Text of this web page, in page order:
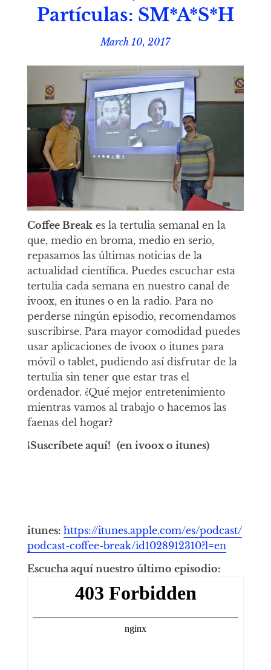
Partículas: SM*A*S*H
March 10, 2017
Coffee Breakes la tertulia semanal en la
que, medio en broma, medio en serio,
repasamos las últimas noticias de la
actualidad científica. Puedes escuchar esta
tertulia cada semana en nuestro canal de
ivoox, en itunes o en la radio. Para no
perderse ningún episodio, recomendamos
suscribirse. Para mayor comodidad puedes
usar aplicaciones de ivoox o itunes para
móvil o tablet, pudiendo así disfrutar de la
tertulia sin tener que estar tras el
ordenador. ¿Qué mejor entretenimiento
mientras vamos al trabajo o hacemos las
faenas del hogar?
¡Suscríbete aquí! (en ivoox o itunes)
itunes: https://itunes.apple.com/es/podcast/
podcast-coffee-break/id1028912310?l=en
Escucha aquí nuestro último episodio: